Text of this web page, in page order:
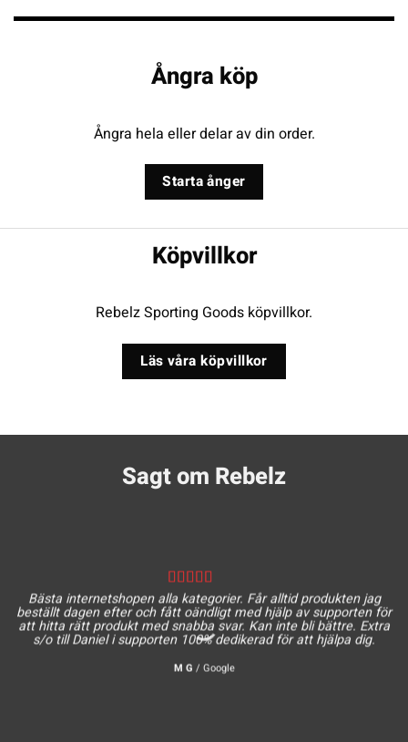
Ångra köp
Ångra hela eller delar av din order.
Starta ånger
Köpvillkor
Rebelz Sporting Goods köpvillkor.
Läs våra köpvillkor
Sagt om Rebelz
Bästa internetshopen alla kategorier. Får alltid produkten jag
beställt dagen efter och fått oändligt med hjälp av supporten för
att hitta rätt produkt med snabba svar. Kan inte bli bättre. Extra
s/o till Daniel i supporten 100% dedikerad för att hjälpa dig.
M G / Google